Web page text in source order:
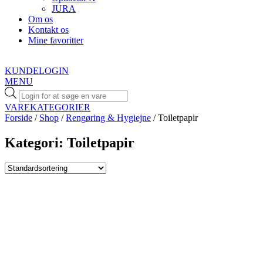
JURA
Om os
Kontakt os
Mine favoritter
KUNDELOGIN
MENU
Products
search
VAREKATEGORIER
Forside / Shop /Rengøring & Hygiejne / Toiletpapir
Kategori: Toiletpapir